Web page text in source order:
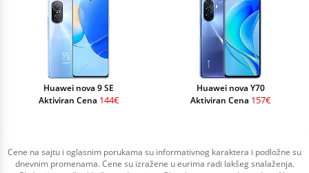
Huawei nova 9 SE
Aktiviran Cena 144€
Huawei nova Y70
Aktiviran Cena 157€
Cene na sajtu i oglasnim porukama su informativnog karaktera i podložne su
dnevnim promenama. Cene su izražene u eurima radi lakšeg snalaženja.